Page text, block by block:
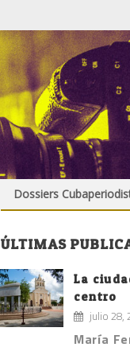
Dossiers
ÚLTIMAS
La
centro
julio 28,
María